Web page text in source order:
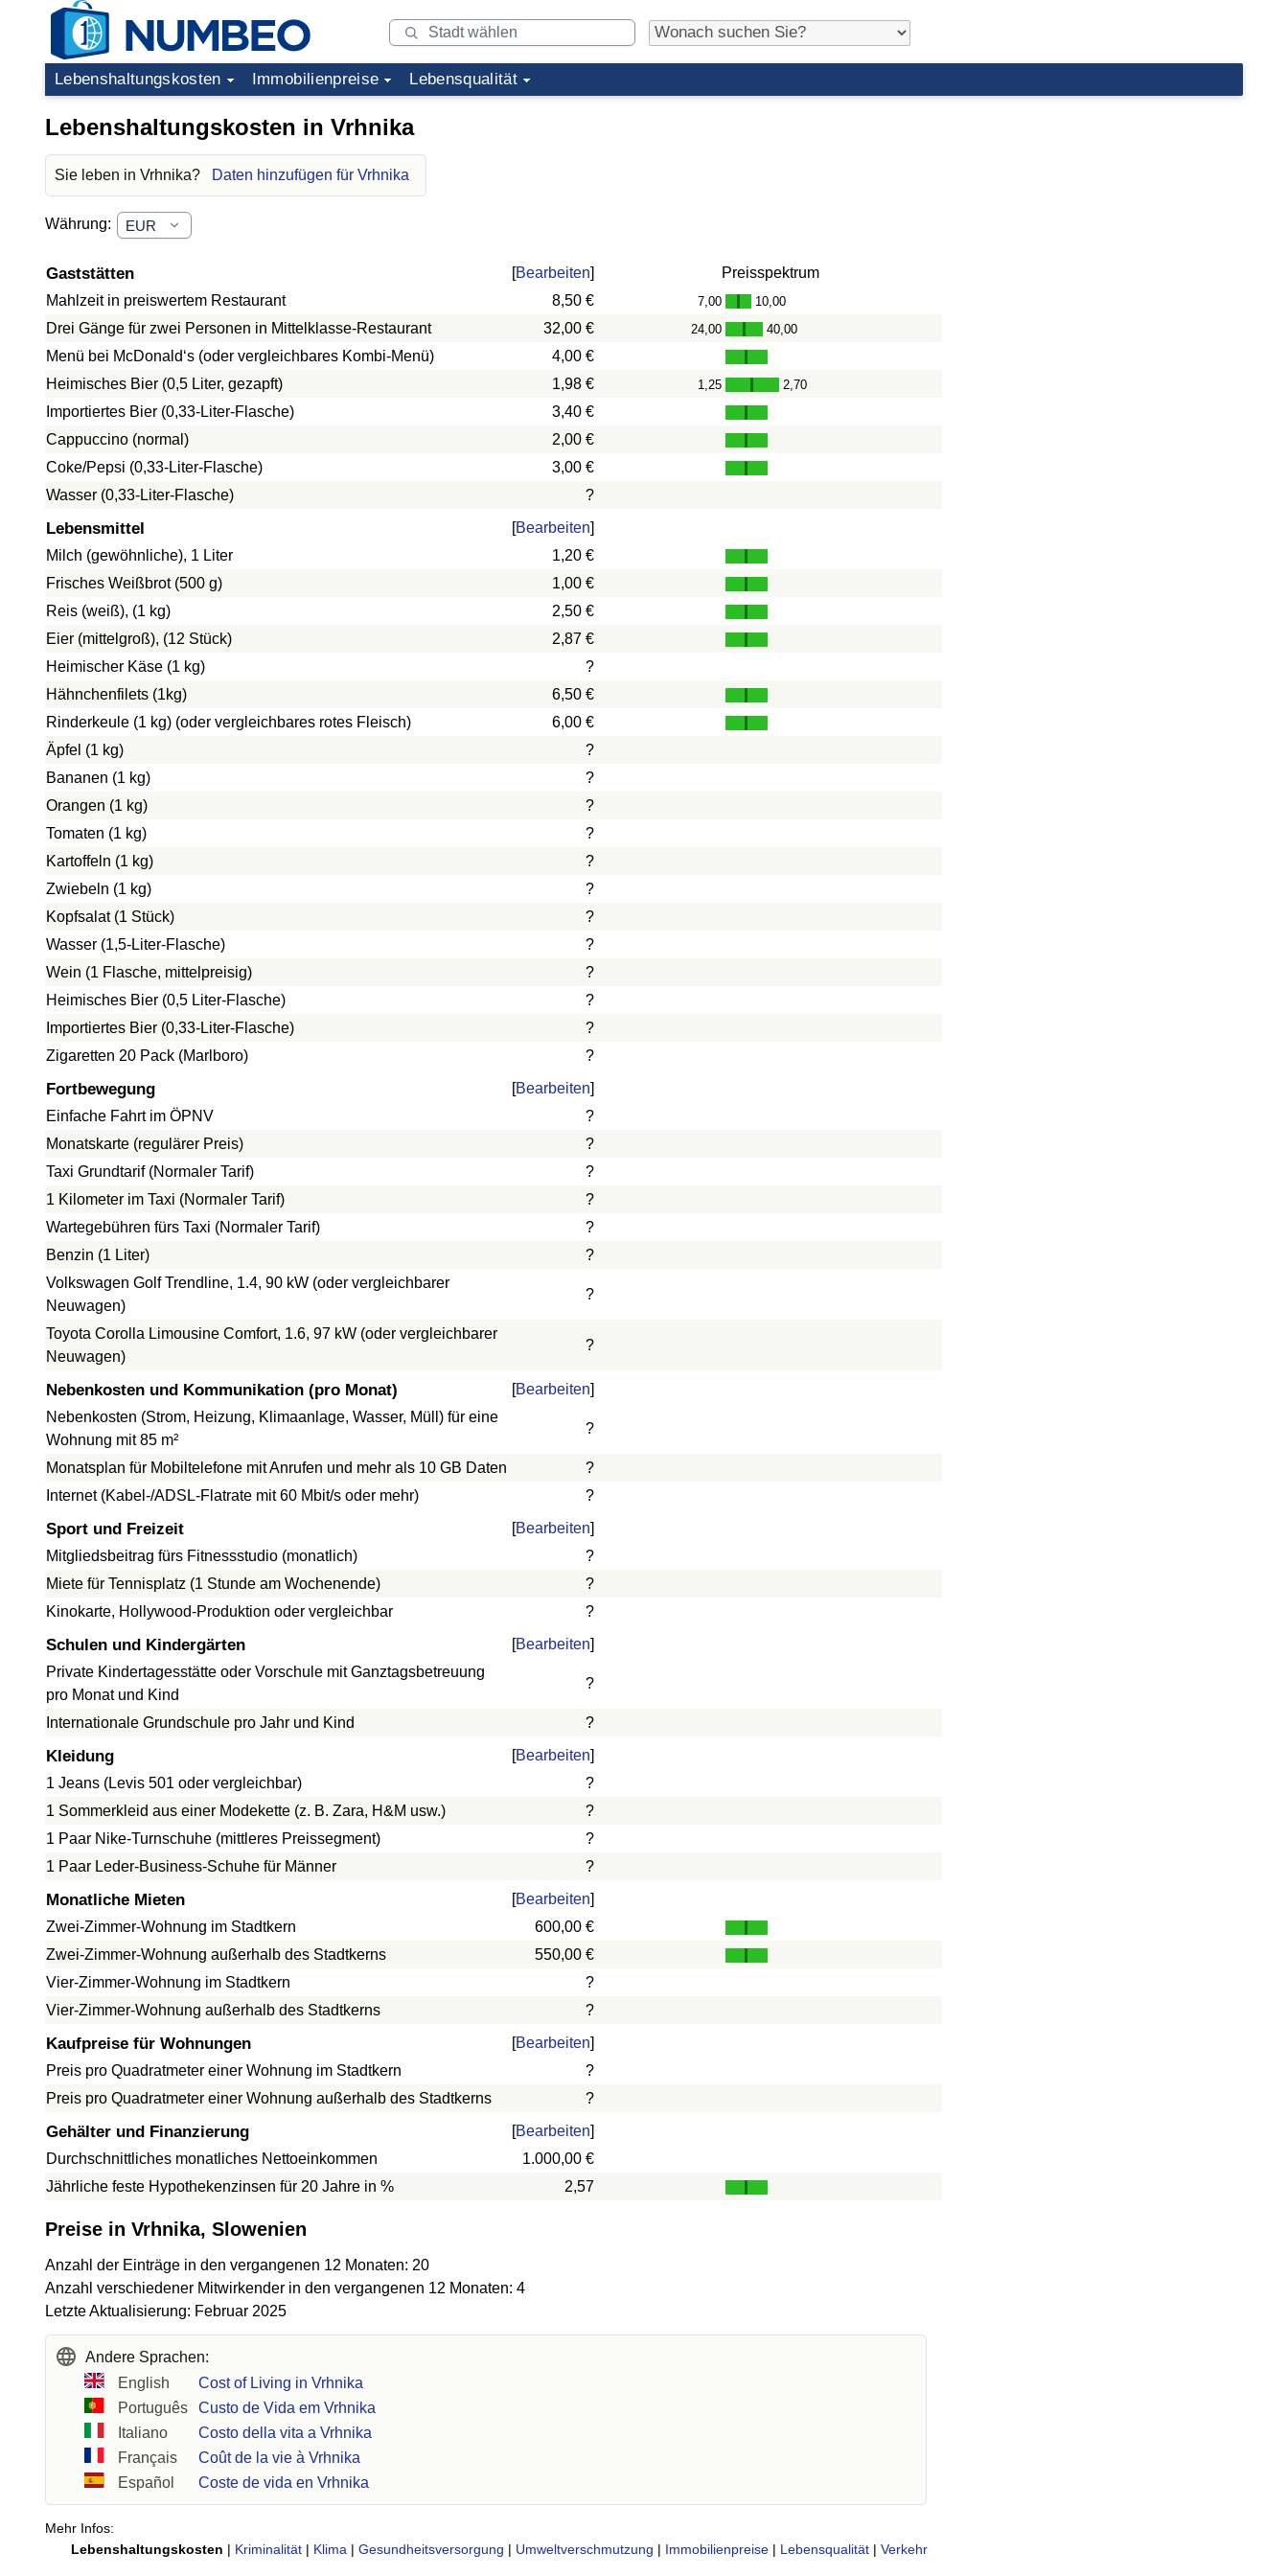
Lebenshaltungskosten Immobilienpreise Lebensqualität
Lebenshaltungskosten in Vrhnika
Sie leben in Vrhnika? Daten hinzufügen für Vrhnika
Währung:
Gaststätten [Bearbeiten]
Preisspektrum
Mahlzeit in preiswertem Restaurant
8,50 € 7,00 - 10,00
Drei Gänge für zwei Personen in Mittelklasse-Restaurant 32,00 € 24,00 - 40,00
Menü bei McDonald‘s (oder vergleichbares Kombi-Menü)
4,00 €
Heimisches Bier (0,5 Liter, gezapft)
1,98 € 1,25 - 2,70
Importiertes Bier (0,33-Liter-Flasche)
3,40 €
Cappuccino (normal)
2,00 €
Coke/Pepsi (0,33-Liter-Flasche)
3,00 €
Wasser (0,33-Liter-Flasche)
?
Lebensmittel [Bearbeiten]
Milch (gewöhnliche), 1 Liter
1,20 €
Frisches Weißbrot (500 g)
1,00 €
Reis (weiß), (1 kg)
2,50 €
Eier (mittelgroß), (12 Stück)
2,87 €
Heimischer Käse (1 kg)
?
Hähnchenfilets (1kg)
6,50 €
Rinderkeule (1 kg) (oder vergleichbares rotes Fleisch)
6,00 €
Äpfel (1 kg)
?
Bananen (1 kg)
?
Orangen (1 kg)
?
Tomaten (1 kg)
?
Kartoffeln (1 kg)
?
Zwiebeln (1 kg)
?
Kopfsalat (1 Stück)
?
Wasser (1,5-Liter-Flasche)
?
Wein (1 Flasche, mittelpreisig)
?
Heimisches Bier (0,5 Liter-Flasche)
?
Importiertes Bier (0,33-Liter-Flasche)
?
Zigaretten 20 Pack (Marlboro)
?
Fortbewegung [Bearbeiten]
Einfache Fahrt im ÖPNV
?
Monatskarte (regulärer Preis)
?
Taxi Grundtarif (Normaler Tarif)
?
1 Kilometer im Taxi (Normaler Tarif)
?
Wartegebühren fürs Taxi (Normaler Tarif)
?
Benzin (1 Liter)
?
Volkswagen Golf Trendline, 1.4, 90 kW (oder vergleichbarer
Neuwagen)
?
Toyota Corolla Limousine Comfort, 1.6, 97 kW (oder vergleichbarer
Neuwagen)
?
Nebenkosten und Kommunikation (pro Monat) [Bearbeiten]
Nebenkosten (Strom, Heizung, Klimaanlage, Wasser, Müll) für eine
Wohnung mit 85 m²
?
Monatsplan für Mobiltelefone mit Anrufen und mehr als 10 GB Daten
?
Internet (Kabel-/ADSL-Flatrate mit 60 Mbit/s oder mehr)
?
Sport und Freizeit [Bearbeiten]
Mitgliedsbeitrag fürs Fitnessstudio (monatlich)
?
Miete für Tennisplatz (1 Stunde am Wochenende)
?
Kinokarte, Hollywood-Produktion oder vergleichbar
?
Schulen und Kindergärten [Bearbeiten]
Private Kindertagesstätte oder Vorschule mit Ganztagsbetreuung
pro Monat und Kind
?
Internationale Grundschule pro Jahr und Kind ?
Kleidung [Bearbeiten]
1 Jeans (Levis 501 oder vergleichbar)
?
1 Sommerkleid aus einer Modekette (z. B. Zara, H&M usw.)
?
1 Paar Nike-Turnschuhe (mittleres Preissegment)
?
1 Paar Leder-Business-Schuhe für Männer
?
Monatliche Mieten [Bearbeiten]
Zwei-Zimmer-Wohnung im Stadtkern
600,00 €
Zwei-Zimmer-Wohnung außerhalb des Stadtkerns
550,00 €
Vier-Zimmer-Wohnung im Stadtkern
?
Vier-Zimmer-Wohnung außerhalb des Stadtkerns
?
Kaufpreise für Wohnungen [Bearbeiten]
Preis pro Quadratmeter einer Wohnung im Stadtkern
?
Preis pro Quadratmeter einer Wohnung außerhalb des Stadtkerns
?
Gehälter und Finanzierung [Bearbeiten]
Durchschnittliches monatliches Nettoeinkommen
1.000,00 €
Jährliche feste Hypothekenzinsen für 20 Jahre in %
2,57
Preise in Vrhnika, Slowenien
Anzahl der Einträge in den vergangenen 12 Monaten: 20
Anzahl verschiedener Mitwirkender in den vergangenen 12 Monaten: 4
Letzte Aktualisierung: Februar 2025
Andere Sprachen:
English
Cost of Living in Vrhnika
Português
Custo de Vida em Vrhnika
Italiano
Costo della vita a Vrhnika
Français
Coût de la vie à Vrhnika
Español
Coste de vida en Vrhnika
Mehr Infos:
Lebenshaltungskosten | Kriminalität | Klima | Gesundheitsversorgung | Umweltverschmutzung | Immobilienpreise | Lebensqualität | Verkehr